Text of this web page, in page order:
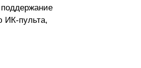
ИК-пульта,